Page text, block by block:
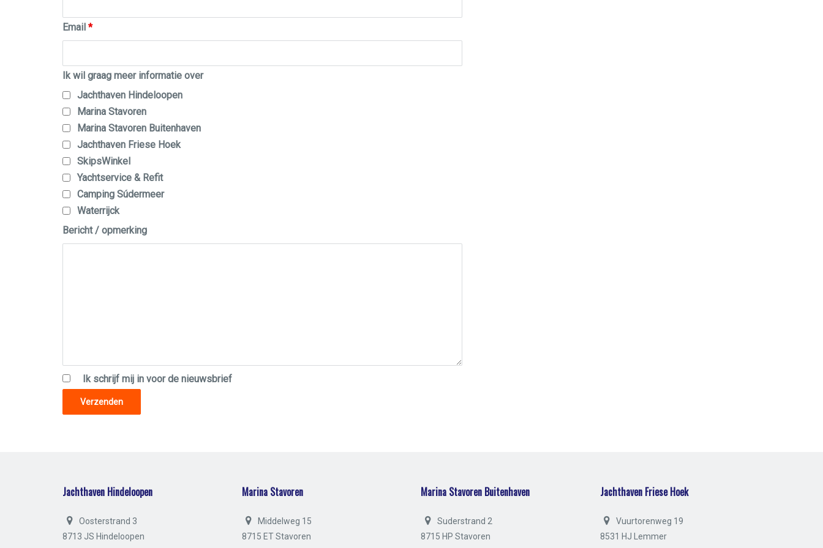
Email *
Ik wil graag meer informatie over
Jachthaven Hindeloopen
Marina Stavoren
Marina Stavoren Buitenhaven
Jachthaven Friese Hoek
SkipsWinkel
Yachtservice & Refit
Camping Súdermeer
Waterrijck
Bericht / opmerking
Ik schrijf mij in voor de nieuwsbrief
Jachthaven Hindeloopen
Oosterstrand 3
8713 JS Hindeloopen
Marina Stavoren
Middelweg 15
8715 ET Stavoren
Marina Stavoren Buitenhaven
Suderstrand 2
8715 HP Stavoren
Jachthaven Friese Hoek
Vuurtorenweg 19
8531 HJ Lemmer